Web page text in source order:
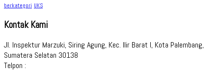
berkategori UKS
Kontak Kami
Jl. Inspektur Marzuki, Siring Agung, Kec. Ilir Barat I, Kota Palembang,
Sumatera Selatan 30138
Telpon :